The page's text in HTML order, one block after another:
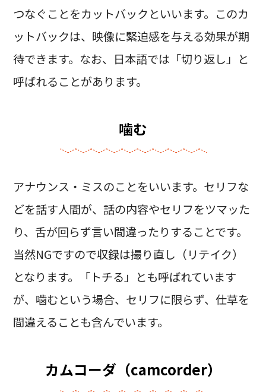
つなぐことをカットバックといいます。このカ
ットバックは、映像に緊迫感を与える効果が期
待できます。なお、日本語では「切り返し」と
呼ばれることがあります。
噛む
アナウンス・ミスのことをいいます。セリフな
どを話す人間が、話の内容やセリフをツマッた
り、舌が回らず言い間違ったりすることです。
当然NGですので収録は撮り直し（リテイク）
となります。「トチる」とも呼ばれています
が、噛むという場合、セリフに限らず、仕草を
間違えることも含んでいます。
カムコーダ（camcorder）